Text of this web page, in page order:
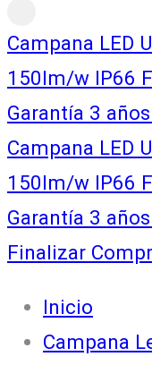
Campana LED
150lm/w IP66
Garantía 3
Campana LED
150lm/w IP66
Garantía 3
Finalizar
Inicio
Campana